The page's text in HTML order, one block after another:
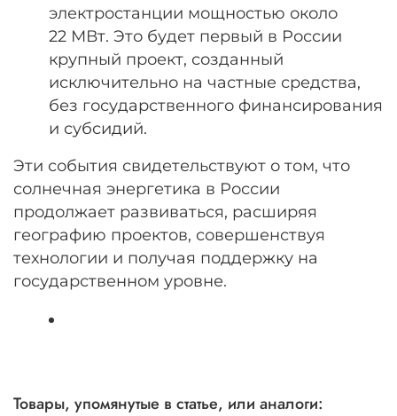
электростанции мощностью около
22 МВт. Это будет первый в России
крупный проект, созданный
исключительно на частные средства,
без государственного финансирования
и субсидий.
Эти события свидетельствуют о том, что
солнечная энергетика в России
продолжает развиваться, расширяя
географию проектов, совершенствуя
технологии и получая поддержку на
государственном уровне.
Товары, упомянутые в статье, или аналоги: